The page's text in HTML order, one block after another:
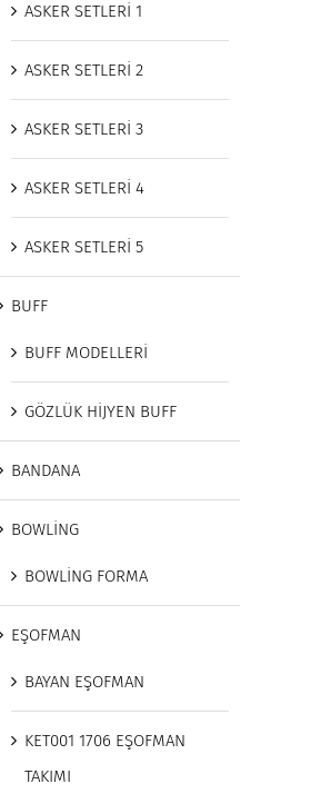
ASKER SETLERİ 1
ASKER SETLERİ 2
ASKER SETLERİ 3
ASKER SETLERİ 4
ASKER SETLERİ 5
BUFF
BUFF MODELLERİ
GÖZLÜK HİJYEN BUFF
BANDANA
BOWLİNG
BOWLİNG FORMA
EŞOFMAN
BAYAN EŞOFMAN
KET001 1706 EŞOFMAN
TAKIMI